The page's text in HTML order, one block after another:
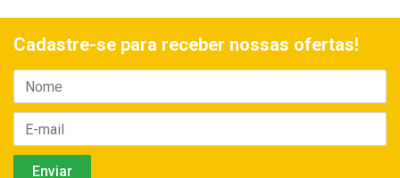
Cadastre-se para receber nossas ofertas!